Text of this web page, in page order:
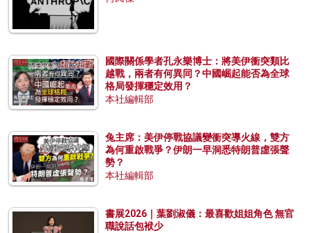
國際關係學者孔永樂博士：將美伊衝突類比
越戰，兩者有何異同？中國崛起能否為全球
格局發揮穩定效用？
本社編輯部
兔主席：美伊停戰協議變衝突導火線，雙方
為何重啟戰爭？伊朗一早洞悉特朗普虛張聲
勢？
本社編輯部
書展2026｜葉劉淑儀：最喜歡姐姐角色 無官
職說話包袱少